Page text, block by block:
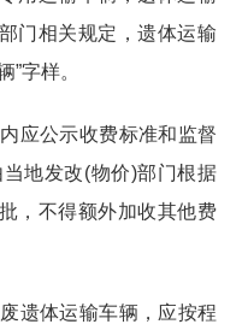
门相关规定，遗体运输
”字样。
应公示收费标准和监督
地发改(物价)部门根据
，不得额外加收其他费
遗体运输车辆，应按程